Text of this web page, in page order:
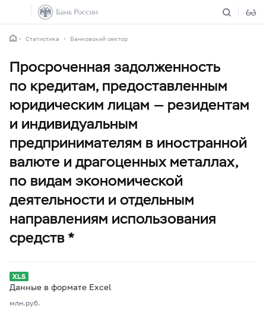
Статистика Банковский сектор
Просроченная задолженность
по кредитам, предоставленным
юридическим лицам — резидентам
и индивидуальным
предпринимателям в иностранной
валюте и драгоценных металлах,
по видам экономической
деятельности и отдельным
направлениям использования
средств *
Данные в формате Excel
млн.руб.